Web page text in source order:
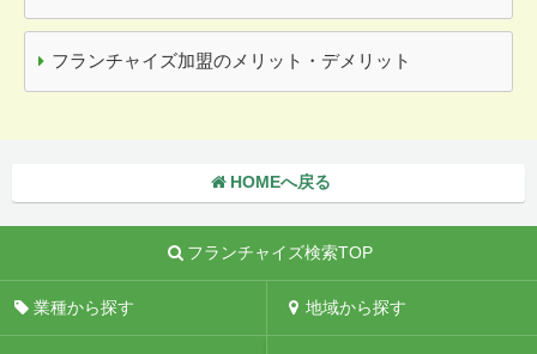
フランチャイズ加盟のメリット・デメリット
HOMEへ戻る
フランチャイズ検索TOP
業種から探す 地域から探す